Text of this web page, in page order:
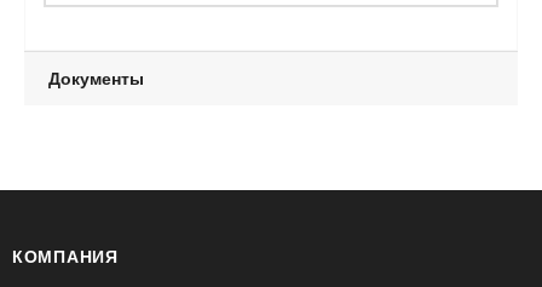
Документы
КОМПАНИЯ